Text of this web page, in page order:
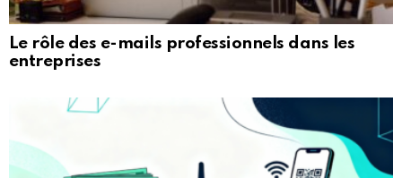
Le rôle des e-mails professionnels dans les
entreprises